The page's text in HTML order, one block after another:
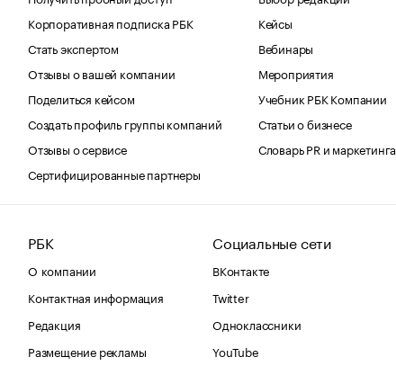
Корпоративная подписка РБК
Стать экспертом
Отзывы о вашей компании
Поделиться кейсом
Создать профиль группы компаний
Отзывы о сервисе
Сертифицированные партнеры
Кейсы
Вебинары
Мероприятия
Учебник РБК Компании
Статьи о бизнесе
Словарь PR и маркетинга
РБК
О компании
Контактная информация
Редакция
Размещение рекламы
Социальные сети
ВКонтакте
Twitter
Одноклассники
YouTube